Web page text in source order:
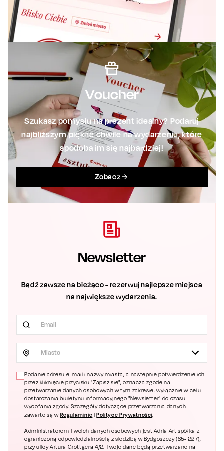
Voucher
Szukasz pomysłu na prezent idealny? Podaruj
najbliższym piękne chwile na wydarzeniu, które
spodoba im się najbardziej!
Zobacz
Newsletter
Bądź zawsze na bieżąco - rezerwuj najlepsze miejsca
na największe wydarzenia.
Miasto
Podanie adresu e-mail i nazwy miasta, a następnie potwierdzenie ich
przez kliknięcie przycisku "Zapisz się", oznacza zgodę na
przetwarzanie danych osobowych w tym zakresie, wyłącznie w celu
dostarczania biuletynu informacyjnego "Newsletter" do czasu
wycofania zgody. Szczegóły dotyczące przetwarzania danych
zawarte są wRegulaminie iPolityce Prywatności.
Administratorem Twoich danych osobowych jest Adria Art spółka z
ograniczoną odpowiedzialnością z siedzibą w Bydgoszczy (85- 227),
przy ulicy Artura Grottgera 4/2. Twoje dane będą przetwarzane na